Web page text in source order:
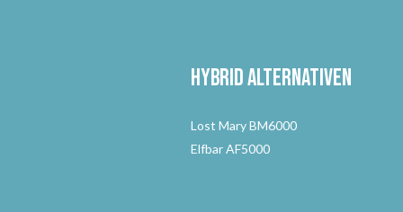
Hybrid Alternativen
Lost Mary BM6000
Elfbar AF5000